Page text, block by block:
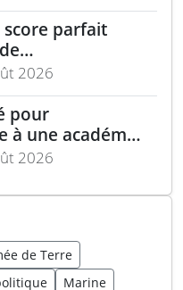
parfait
exigeantes de
2026
pour
à une académie
2026
de Terre
Marine